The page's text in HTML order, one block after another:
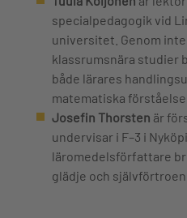
specialpedagogik vid
universitet. Genom
klassrumsnära studier
både lärares
matematiska förståelse.
Josefin Thorsten är
undervisar i F–3 i
läromedelsförfattare
glädje och